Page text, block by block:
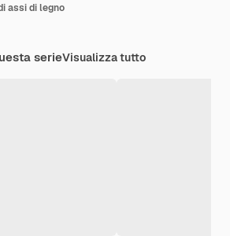
assi di legno
serieVisualizza tutto